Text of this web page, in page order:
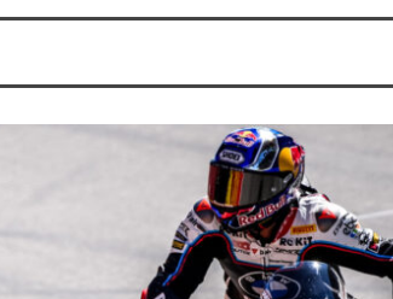
di Moto3 2025